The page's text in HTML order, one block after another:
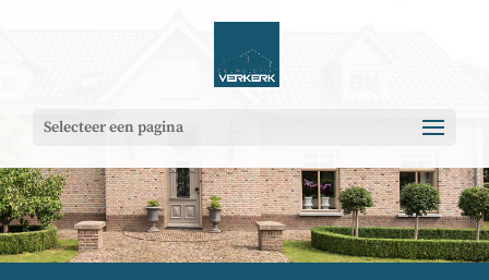
Selecteer een pagina